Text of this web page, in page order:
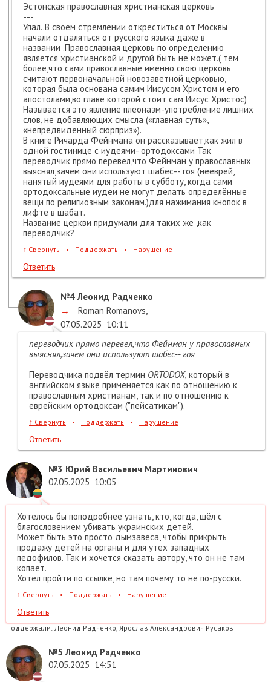
Эстонская православная христианская церковь
---
Упал..В своем стремлении откреститься от Москвы
начали отдаляться от русского языка даже в
названии .Православная церковь по определению
является христианской и другой быть не может.( тем
более,что сами православные именно свою церковь
считают первоначальной новозаветной церковью,
которая была основана самим Иисусом Христом и его
апостолами,во главе которой стоит сам Иисус Христос)
Называется это явление плеоназм-употребление лишних
слов, не добавляющих смысла («главная суть»,
«непредвиденный сюрприз»).
В книге Ричарда Фейнмана он рассказывает,как жил в
одной гостинице с иудеями- ортодоксами Так
переводчик прямо перевел,что Фейнман у православных
выяснял,зачем они используют шабес-- гоя (нееврей,
нанятый иудеями для работы в субботу, когда сами
ортодоксальные иудеи не могут делать определённые
вещи по религиозным законам.)для нажимания кнопок в
лифте в шабат.
Название церкви придумали для таких же ,как
переводчик?
↑ Свернуть • Поддержать • Нарушение
Ответить
№4Леонид Радченко
→
Roman Romanovs,
07.05.2025 10:11
переводчик прямо перевел,что Фейнман у православных
выяснял,зачем они используют шабес-- гоя
Переводчика подвёл термин ORTODOX, который в
английском языке применяется как по отношению к
православным христианам, так и по отношению к
еврейским ортодоксам ("пейсатикам").
↑ Свернуть • Поддержать • Нарушение
Ответить
№3 Юрий Васильевич Мартинович
07.05.2025 10:05
Хотелось бы поподробнее узнать, кто, когда, шёл с
благословением убивать украинских детей.
Может быть это просто дымзавеса, чтобы прикрыть
продажу детей на органы и для утех западных
педофилов. Так и хочется сказать автору, что он не там
копает.
Хотел пройти по ссылке, но там почему то не по-русски.
↑ Свернуть • Поддержать • Нарушение
Ответить
Поддержали: Леонид Радченко, Ярослав Александрович Русаков
№5 Леонид Радченко
07.05.2025 14:51